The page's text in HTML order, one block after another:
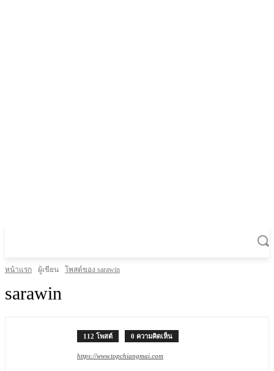
หน้าแรก ผู้เขียน โพสต์ของ sarawin
sarawin
112 โพสต์ 0 ความคิดเห็น
https://www.topchiangmai.com